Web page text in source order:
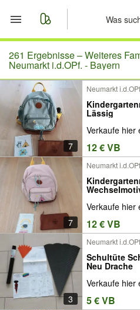
Start
Merkliste
Nachrichten
Anzeige aufgeben
261 Ergebnisse –Weiteres
Neumarkt i.d.OPf. - Bayern
7
Neumarkt
Lässig
Verkaufe hier
12 € VB
7
Neumarkt
Verkaufe hier
12 € VB
3
Neumarkt
Schultüte
Neu Drache
Verkaufe hier
5 € VB